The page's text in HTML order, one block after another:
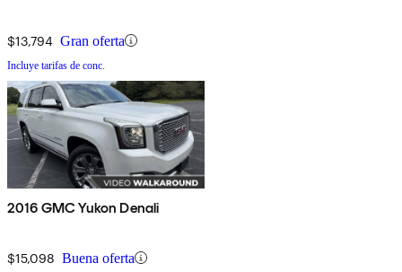
$13,794 Gran oferta
Incluye tarifas de conc.
2016 GMC Yukon Denali
$15,098 Buena oferta